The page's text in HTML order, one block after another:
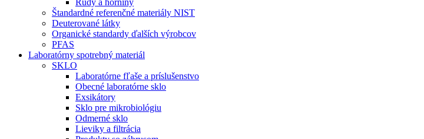
Rudy a horniny
Štandardné referenčné materiály NIST
Deuterované látky
Organické standardy ďalších výrobcov
PFAS
Laboratórny spotrebný materiál
SKLO
Laboratórne fľaše a príslušenstvo
Obecné laboratórne sklo
Exsikátory
Sklo pre mikrobiológiu
Odmerné sklo
Lieviky a filtrácia